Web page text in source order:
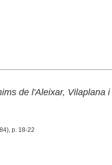
de l'Aleixar, Vilaplana
p. 18-22